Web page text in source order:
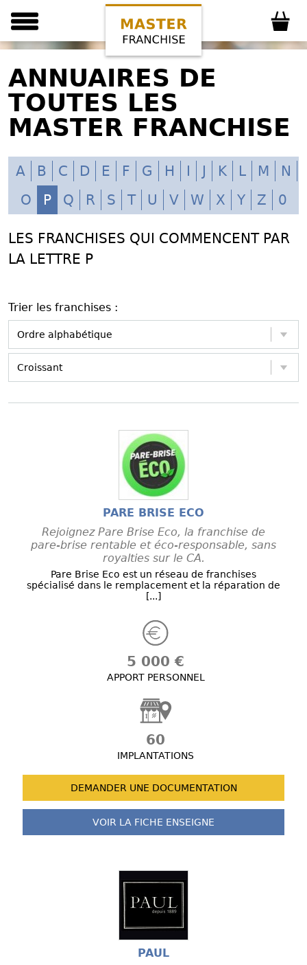
ANNUAIRES DE
TOUTES LES
MASTER FRANCHISE
A B C D E F G H I J K L M
N
O
P Q R S T U V W X Y Z 0
LES FRANCHISES QUI COMMENCENT PAR
LA LETTRE P
Trier les franchises :
PARE BRISE ECO
Rejoignez Pare Brise Eco, la franchise de
pare-brise rentable et éco-responsable, sans
royalties sur le CA.
Pare Brise Eco est un réseau de franchises
spécialisé dans le remplacement et la réparation de
[...]
5 000 €
APPORT PERSONNEL
60
IMPLANTATIONS
DEMANDER UNE DOCUMENTATION
VOIR LA FICHE ENSEIGNE
PAUL